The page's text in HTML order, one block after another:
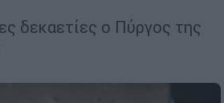
δεκαετίες ο Πύργος της